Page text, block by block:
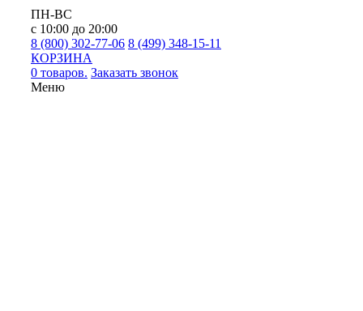
ПН-ВС
с 10:00 до 20:00
8 (800) 302-77-06 8 (499) 348-15-11
КОРЗИНА
0 товаров. Заказать звонок
Меню